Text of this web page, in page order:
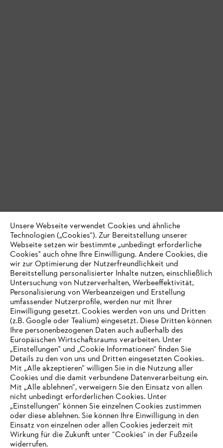
IHR BROWSER WIRD NICHT
UNTERSTÜTZT
Unsere Webseite verwendet Cookies und ähnliche
Technologien („Cookies“). Zur Bereitstellung unserer
Webseite setzen wir bestimmte „unbedingt erforderliche
Cookies" auch ohne Ihre Einwilligung. Andere Cookies, die
wir zur Optimierung der Nutzerfreundlichkeit und
Bereitstellung personalisierter Inhalte nutzen, einschließlich
Untersuchung von Nutzerverhalten, Werbeeffektivität,
Personalisierung von Werbeanzeigen und Erstellung
umfassender Nutzerprofile, werden nur mit Ihrer
Einwilligung gesetzt. Cookies werden von uns und Dritten
(z.B. Google oder Tealium) eingesetzt. Diese Dritten können
Ihre personenbezogenen Daten auch außerhalb des
Europäischen Wirtschaftsraums verarbeiten. Unter
„Einstellungen" und „Cookie Informationen“ finden Sie
Details zu den von uns und Dritten eingesetzten Cookies.
Mit „Alle akzeptieren“ willigen Sie in die Nutzung aller
Cookies und die damit verbundene Datenverarbeitung ein.
Mit „Alle ablehnen“, verweigern Sie den Einsatz von allen
nicht unbedingt erforderlichen Cookies. Unter
„Einstellungen“ können Sie einzelnen Cookies zustimmen
oder diese ablehnen. Sie können Ihre Einwilligung in den
Einsatz von einzelnen oder allen Cookies jederzeit mit
Wirkung für die Zukunft unter “Cookies“ in der Fußzeile
widerrufen.